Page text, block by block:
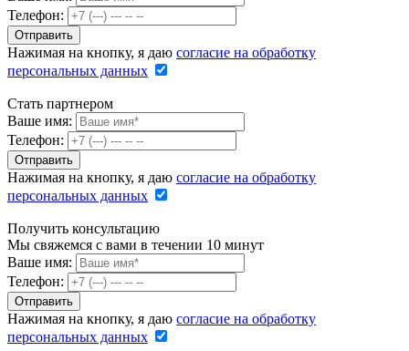
Телефон:
Нажимая на кнопку, я даю согласие на обработку
персональных данных
Стать партнером
Ваше имя:
Телефон:
Нажимая на кнопку, я даю согласие на обработку
персональных данных
Получить консультацию
Мы свяжемся с вами в течении 10 минут
Ваше имя:
Телефон:
Нажимая на кнопку, я даю согласие на обработку
персональных данных